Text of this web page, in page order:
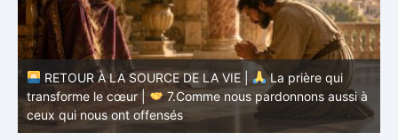
RETOUR À LA SOURCE DE LA VIE |
La prière qui
transforme le cœur |
6.Et pardonne-nous nos offenses